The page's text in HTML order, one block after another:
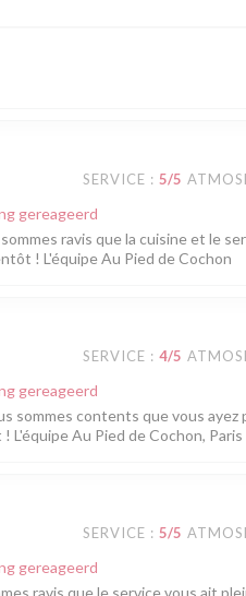
SERVICE : 5/5
gereageerd
ravis que la cuisine et le
! L'équipe Au Pied de Cochon
SERVICE : 4/5
gereageerd
sommes contents que vous
Au Pied de Cochon, Paris
SERVICE : 5/5
gereageerd
ravis que le service vous ait